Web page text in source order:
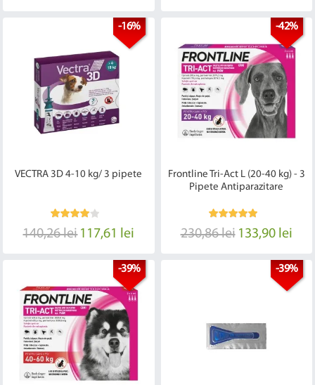
-16%
VECTRA 3D 4-10 kg/ 3 pipete
140,26 lei 117,61 lei
-42%
Frontline Tri-Act L (20-40 kg) - 3
Pipete Antiparazitare
230,86 lei 133,90 lei
-39% -39%